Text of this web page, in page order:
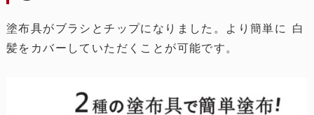
塗布具がブラシとチップになりました。より簡単に 白
髪をカバーしていただくことが可能です。